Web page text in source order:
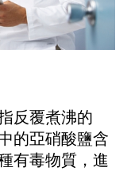
反覆煮沸的
的亞硝酸鹽含
有毒物質，進